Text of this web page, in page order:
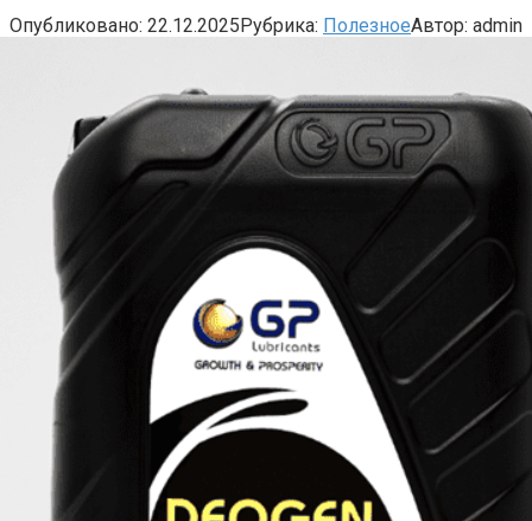
Опубликовано: 22.12.2025Рубрика: ПолезноеАвтор: admin